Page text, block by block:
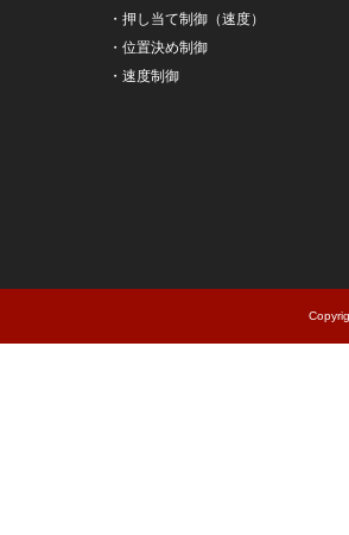
・ 押し当て制御（速度）
・ 位置決め制御
・ 速度制御